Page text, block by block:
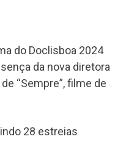
do Doclisboa 2024
da nova diretora
“Sempre”, filme de
28 estreias